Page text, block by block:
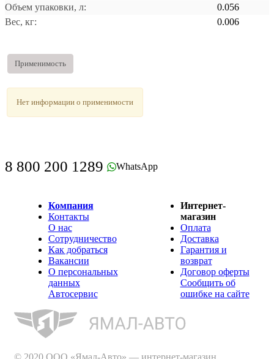
Объем упаковки, л:
0.056
Вес, кг:
0.006
Применимость
Нет информации о применимости
8 800 200 1289 WhatsApp
Компания
Контакты
О нас
Сотрудничество
Как добраться
Вакансии
О персональных
данных
Автосервис
Интернет-
магазин
Оплата
Доставка
Гарантия и
возврат
Договор оферты
Сообщить об
ошибке на сайте